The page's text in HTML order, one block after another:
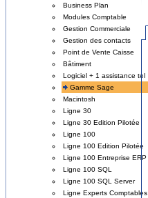
Business Plan
Modules Comptable
Gestion Commerciale
Gestion des contacts
Point de Vente Caisse
Bâtiment
Logiciel + 1 assistance tel
Gamme Sage
Macintosh
Ligne 30
Ligne 30 Edition Pilotée
Ligne 100
Ligne 100 Edition Pilotée
Ligne 100 Entreprise ERP
Ligne 100 SQL
Ligne 100 SQL Server
Ligne Experts Comptables